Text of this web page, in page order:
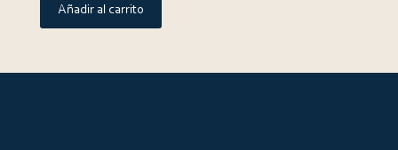
Añadir al carrito